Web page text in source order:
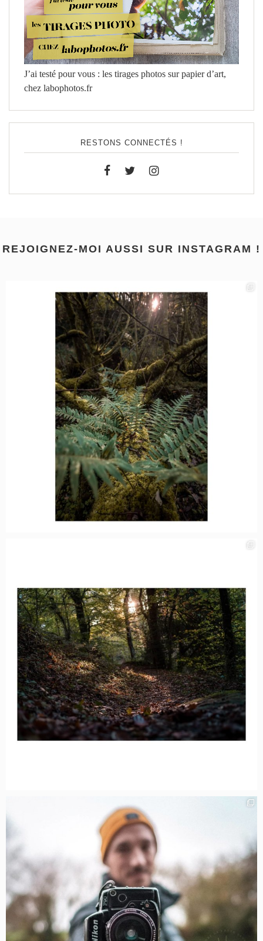
J’ai testé pour vous : les tirages photos sur papier d’art,
chez labophotos.fr
RESTONS CONNECTÉS !
REJOIGNEZ-MOI AUSSI SUR INSTAGRAM !